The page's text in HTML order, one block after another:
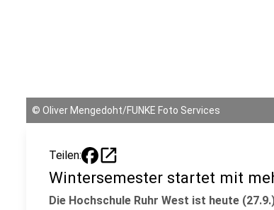
© Oliver Mengedoht/FUNKE Foto Services
Teilen: open_in_new
Wintersemester startet mit
Die Hochschule Ruhr West ist heute